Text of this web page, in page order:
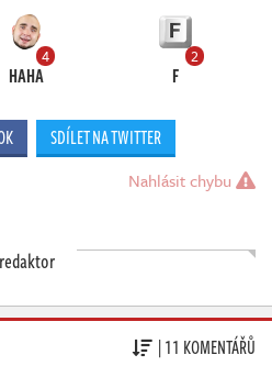
4
HAHA
2
F
SDÍLET NA TWITTER
Nahlásit chybu
| 11 KOMENTÁŘŮ